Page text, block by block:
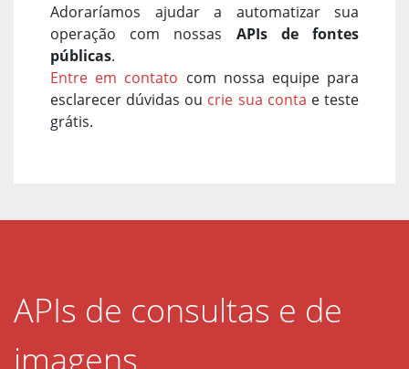
Adoraríamos ajudar a automatizar sua
operação com nossas APIs de fontes
públicas.
Entre em contato com nossa equipe para
esclarecer dúvidas ou crie sua conta e teste
grátis.
APIs de consultas e de
imagens